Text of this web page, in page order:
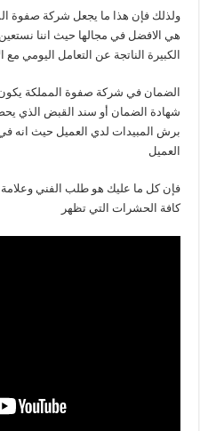
ولذلك فإن هذا ما يجعل شركة صفوة
هي الافضل في مجالها حيث اننا نستعين
الكبيرة الناتجة عن التعامل اليومي
الضمان في شركة صفوة المملكة
شهادة الضمان أو سند القبض الذي
برش المبيدات لدي العميل حيث انه
العميل
فإن كل ما عليك هو طلب الفني وعلامة
كافة الحشرات التي تظهر